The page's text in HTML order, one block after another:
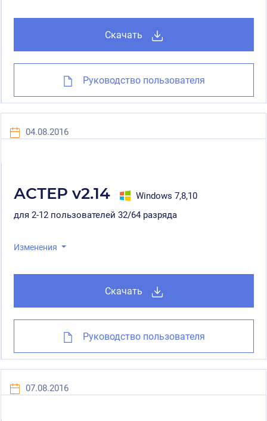
Скачать
Руководство пользователя
04.08.2016
АСТЕР v2.14
Windows 7,8,10
для 2-12 пользователей 32/64 разряда
Изменения
Скачать
Руководство пользователя
07.08.2016